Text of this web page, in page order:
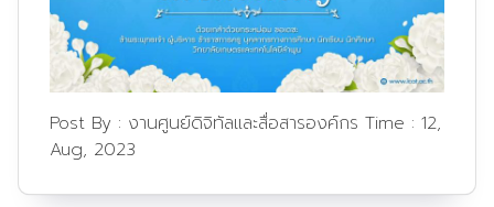
Post By : งานศูนย์ดิจิทัลและสื่อสารองค์กร Time : 12,
Aug, 2023